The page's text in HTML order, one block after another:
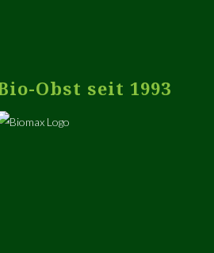
Obst seit 1993